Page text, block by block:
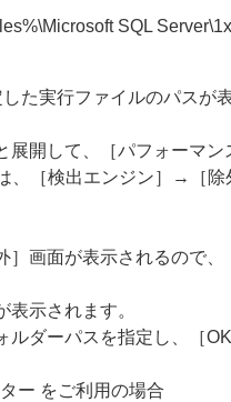
SQL
た実行ファイルのパスが
展開して、［パフォーマ
、［検出エンジン］→［除
］画面が表示されるので
表示されます。
ルダーパスを指定し、［
ー をご利用の場合